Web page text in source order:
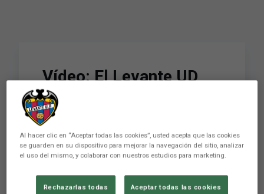
Vídeo: El Levante UD
muestra su cara más
solidaria en la
Cuestación Anual
Contra el Cáncer
Al hacer clic en “Aceptar todas las cookies”, usted acepta que las cookies
se guarden en su dispositivo para mejorar la navegación del sitio, analizar
el uso del mismo, y colaborar con nuestros estudios para marketing.
Rechazarlas todas Aceptar todas las cookies